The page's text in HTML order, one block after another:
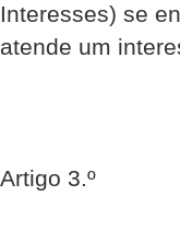
Interesses) se
atende um
Artigo 3.º